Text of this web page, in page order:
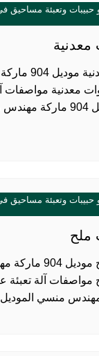
حبيبات وتعبئة مساحيق
معدنية
آلة تعبئة عبوات
معدنية مواصفات
عبوات معدنية موديل 904
حبيبات وتعبئة مساحيق
ملح
آلة تعبئة عبوات ملح
مواصفات آلة تعبئة